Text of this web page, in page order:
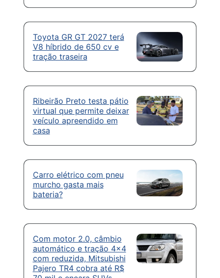
Toyota GR GT 2027 terá
V8 híbrido de 650 cv e
tração traseira
Ribeirão Preto testa pátio
virtual que permite deixar
veículo apreendido em
casa
Carro elétrico com pneu
murcho gasta mais
bateria?
Com motor 2.0, câmbio
automático e tração 4×4
com reduzida, Mitsubishi
Pajero TR4 cobra até R$